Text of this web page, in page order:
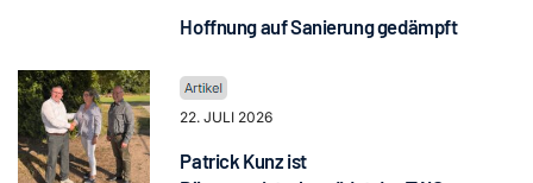
Hoffnung auf Sanierung gedämpft
22. JULI 2026
Patrick Kunz ist